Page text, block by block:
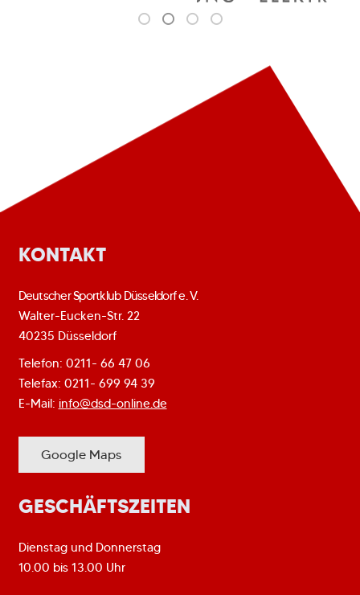
KONTAKT
Deutscher Sportklub Düsseldorf e. V.
Walter-Eucken-Str. 22
40235 Düsseldorf
Telefon: 0211- 66 47 06
Telefax: 0211- 699 94 39
E-Mail: info@dsd-online.de
Google Maps
GESCHÄFTSZEITEN
Dienstag und Donnerstag
10.00 bis 13.00 Uhr